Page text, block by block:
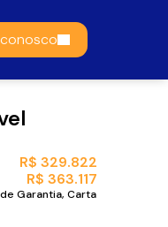
R$ 329.822
R$ 363.117
Garantia, Carta